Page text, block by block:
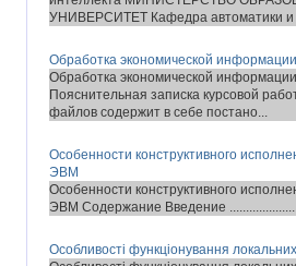
УНИВЕРСИТЕТ Кафедра автоматики и
Обработка экономической
Обработка экономической
Пояснительная записка курсовой
файлов содержит в себе постано...
Особенности конструктивного
ЭВМ
Особенности конструктивного
ЭВМ Содержание Введение
Особливості функціонування